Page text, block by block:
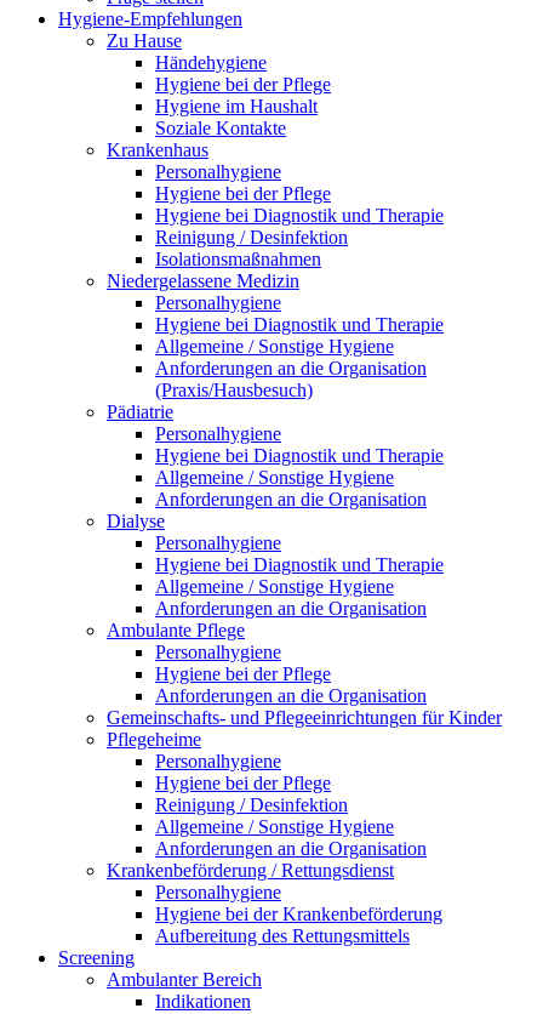
Hygiene-Empfehlungen
Zu Hause
Händehygiene
Hygiene bei der Pflege
Hygiene im Haushalt
Soziale Kontakte
Krankenhaus
Personalhygiene
Hygiene bei der Pflege
Hygiene bei Diagnostik und Therapie
Reinigung / Desinfektion
Isolationsmaßnahmen
Niedergelassene Medizin
Personalhygiene
Hygiene bei Diagnostik und Therapie
Allgemeine / Sonstige Hygiene
Anforderungen an die Organisation
(Praxis/Hausbesuch)
Pädiatrie
Personalhygiene
Hygiene bei Diagnostik und Therapie
Allgemeine / Sonstige Hygiene
Anforderungen an die Organisation
Dialyse
Personalhygiene
Hygiene bei Diagnostik und Therapie
Allgemeine / Sonstige Hygiene
Anforderungen an die Organisation
Ambulante Pflege
Personalhygiene
Hygiene bei der Pflege
Anforderungen an die Organisation
Gemeinschafts- und Pflegeeinrichtungen für Kinder
Pflegeheime
Personalhygiene
Hygiene bei der Pflege
Reinigung / Desinfektion
Allgemeine / Sonstige Hygiene
Anforderungen an die Organisation
Krankenbeförderung / Rettungsdienst
Personalhygiene
Hygiene bei der Krankenbeförderung
Aufbereitung des Rettungsmittels
Screening
Ambulanter Bereich
Indikationen